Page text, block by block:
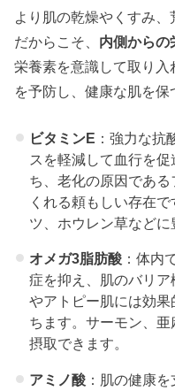
より肌の乾燥やくすみ、
だからこそ、 内側からの
栄養素を意識して取り
を予防し、健康な肌を保
ビタミンE ：強力な抗
スを軽減して血行を
ち、老化の原因であ
くれる頼もしい存在
ツ、ホウレン草などに
オメガ3脂肪酸：体内
症を抑え、肌のバリ
やアトピー肌には効
ちます。サーモン、
摂取できます。
アミノ酸：肌の健康を